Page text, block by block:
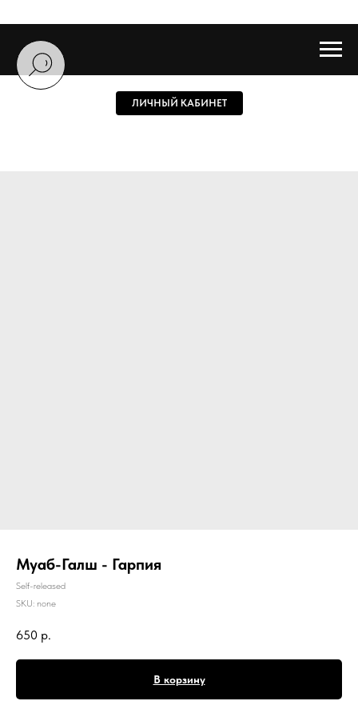
ЛИЧНЫЙ КАБИНЕТ
Муаб-Галш - Гарпия
Self-released
SKU: none
650 р.
В корзину